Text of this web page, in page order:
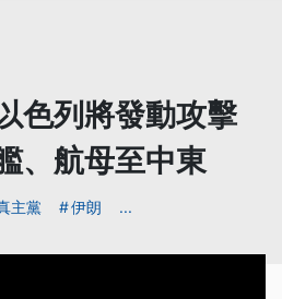
色列將發動攻擊
、航母至中東
主黨 伊朗 ...